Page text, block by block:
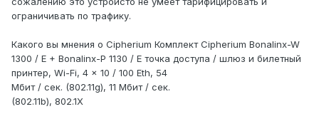
ограничивать по трафику.
Какого вы мнения о Cipherium Комплект Cipherium Bonalinx-W
1300 / E + Bonalinx-P 1130 / E точка доступа / шлюз и билетный
принтер, Wi-Fi, 4 x 10 / 100 Eth, 54
Мбит / сек. (802.11g), 11 Мбит / сек.
(802.11b), 802.1X